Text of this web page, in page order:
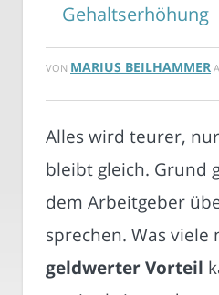
Gehaltserhöhung
VON MARIUS BEILHAMMER
Alles wird teurer,
bleibt gleich. Grund
dem Arbeitgeber
sprechen. Was viele
geldwerter Vorteil